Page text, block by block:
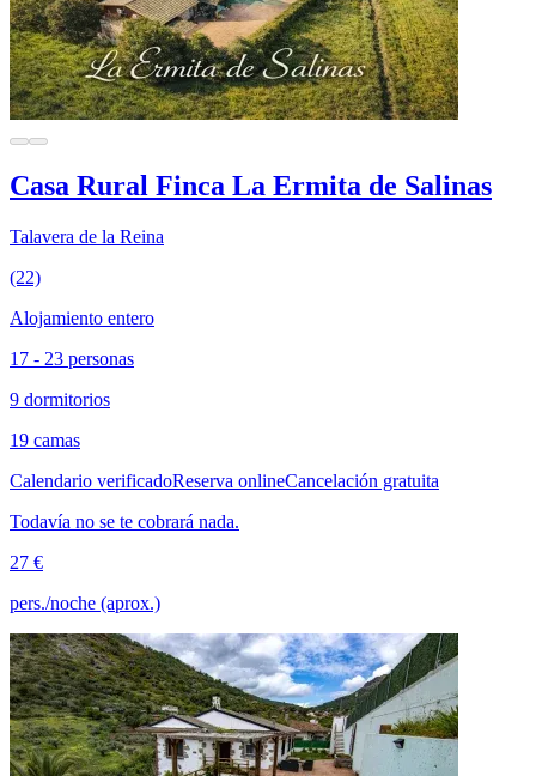
Casa Rural Finca La Ermita de Salinas
Talavera de la Reina
(22)
Alojamiento entero
17 - 23 personas
9 dormitorios
19 camas
Calendario verificadoReserva onlineCancelación gratuita
Todavía no se te cobrará nada.
27 €
pers./noche (aprox.)